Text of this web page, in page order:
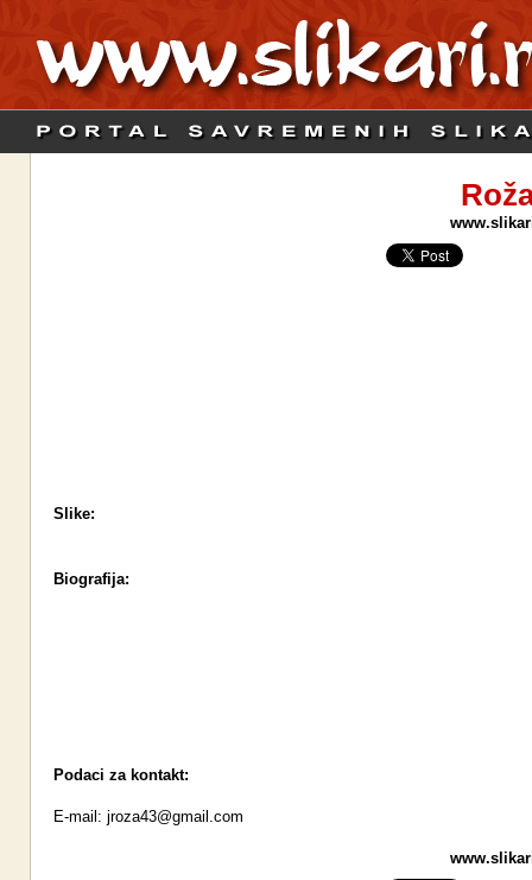
Slike:
Biografija:
Podaci za kontakt:
E-mail: jroza43@gmail.com